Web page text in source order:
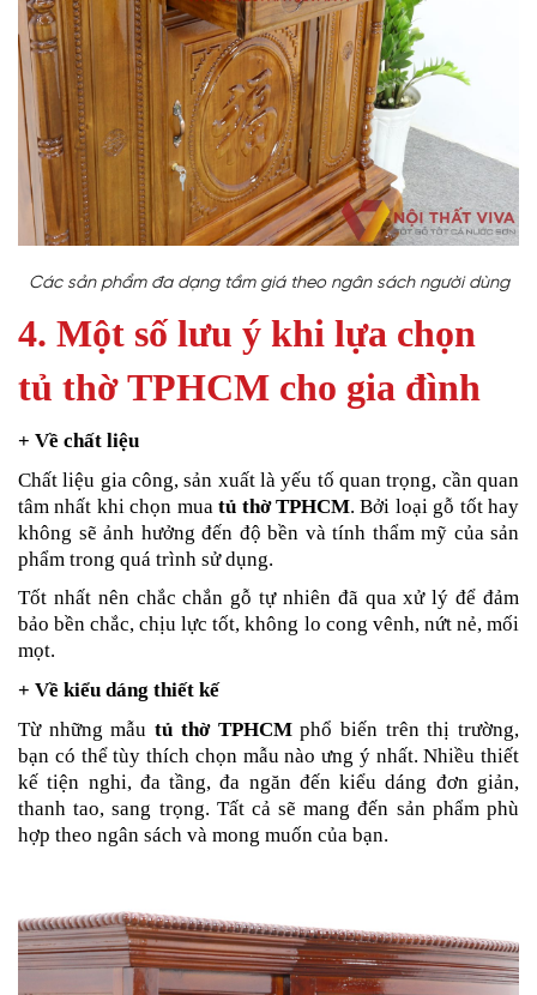
Các sản phẩm đa dạng tầm giá theo ngân sách người dùng
4. Một số lưu ý khi lựa chọn
tủ thờ TPHCM cho gia đình
+ Về chất liệu
Chất liệu gia công, sản xuất là yếu tố quan trọng, cần quan
tâm nhất khi chọn muatủ thờ TPHCM. Bởi loại gỗ tốt hay
không sẽ ảnh hưởng đến độ bền và tính thẩm mỹ của sản
phẩm trong quá trình sử dụng.
Tốt nhất nên chắc chắn gỗ tự nhiên đã qua xử lý để đảm
bảo bền chắc, chịu lực tốt, không lo cong vênh, nứt nẻ, mối
mọt.
+ Về kiểu dáng thiết kế
Từ những mẫutủ thờ TPHCMphổ biến trên thị trường,
bạn có thể tùy thích chọn mẫu nào ưng ý nhất. Nhiều thiết
kế tiện nghi, đa tầng, đa ngăn đến kiểu dáng đơn giản,
thanh tao, sang trọng. Tất cả sẽ mang đến sản phẩm phù
hợp theo ngân sách và mong muốn của bạn.